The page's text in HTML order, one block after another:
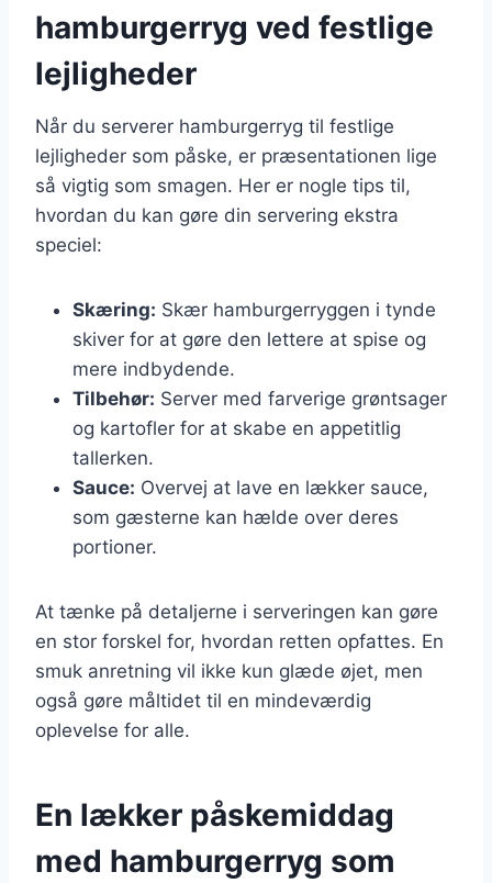
hamburgerryg ved festlige
lejligheder
Når du serverer hamburgerryg til festlige
lejligheder som påske, er præsentationen lige
så vigtig som smagen. Her er nogle tips til,
hvordan du kan gøre din servering ekstra
speciel:
Skæring: Skær hamburgerryggen i tynde
skiver for at gøre den lettere at spise og
mere indbydende.
Tilbehør: Server med farverige grøntsager
og kartofler for at skabe en appetitlig
tallerken.
Sauce: Overvej at lave en lækker sauce,
som gæsterne kan hælde over deres
portioner.
At tænke på detaljerne i serveringen kan gøre
en stor forskel for, hvordan retten opfattes. En
smuk anretning vil ikke kun glæde øjet, men
også gøre måltidet til en mindeværdig
oplevelse for alle.
En lækker påskemiddag
med hamburgerryg som